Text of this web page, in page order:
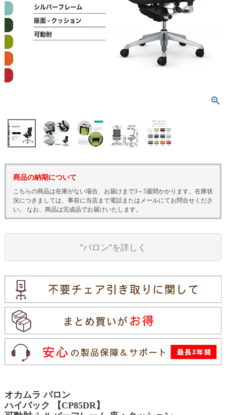
商品の納期について
こちらの商品は在庫がない場合、お届けまで3～5週間かかります。在庫状
況につきましては、事前に当店まで電話またはメールにてお問合せくださ
い。 なお、商品は完成品でお届けいたします。
"バロン"を詳しく
オカムラ バロン
ハイバック 【CP85DR】